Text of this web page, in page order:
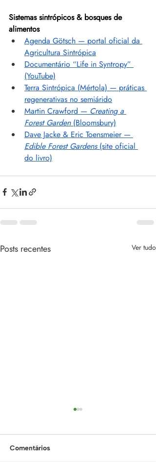
Sistemas sintrópicos & bosques de
alimentos
Agenda Götsch — portal oficial da
Agricultura Sintrópica
Documentário “Life in Syntropy”
(YouTube)
Terra Sintrópica (Mértola) — práticas
regenerativas no semiárido
Martin Crawford — Creating a
Forest Garden (Bloomsbury)
Dave Jacke & Eric Toensmeier —
Edible Forest Gardens (site oficial
do livro)
Posts recentes Ver tudo
Comentários